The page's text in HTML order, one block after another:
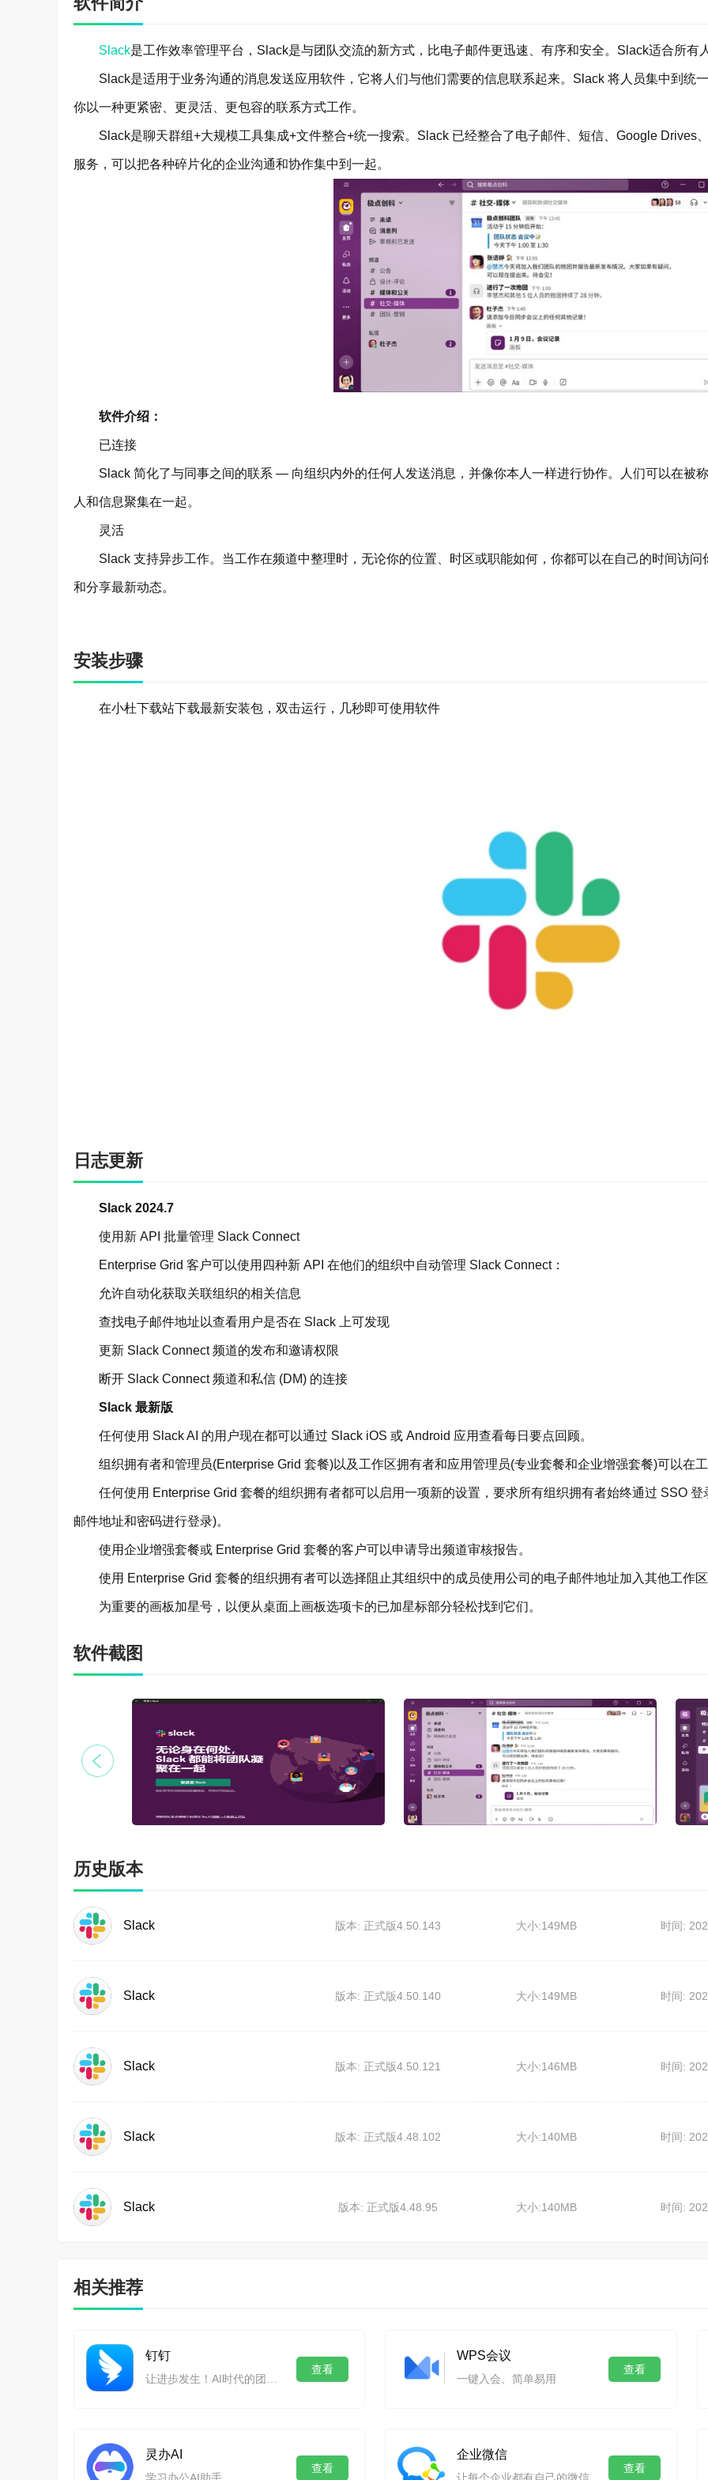
Slack是工作效率管理平台，Slack是与团队交流的新方式，比电子邮件更迅速、有序和安全。Slack适合所有
Slack是适用于业务沟通的消息发送应用软件，它将人们与他们需要的信息联系起来。Slack 将人员集中到统
你以一种更紧密、更灵活、更包容的联系方式工作。
Slack是聊天群组+大规模工具集成+文件整合+统一搜索。Slack 已经整合了电子邮件、短信、Google Drives
服务，可以把各种碎片化的企业沟通和协作集中到一起。
软件介绍：
已连接
Slack 简化了与同事之间的联系 — 向组织内外的任何人发送消息，并像你本人一样进行协作。人们可以在被
人和信息聚集在一起。
灵活
Slack 支持异步工作。当工作在频道中整理时，无论你的位置、时区或职能如何，你都可以在自己的时间访问
和分享最新动态。
做出决策。
功能介绍：
从超过 2,600 个应用中进行选择，轻松将你的工具整合到 Slack 中，以更快做出决策。
通过 Slack API，你可以集成内部的工具、流程和数据，以实现只有你的公司才能完成的工作。
工作流程构建器可让你不使用代码创建自动化，以简化重复的流程。现在，凭借即插即用的连接器，你可以将
Slack API
构建自定义应用，用来集成你的内部工具、流程和数据，提供适合你的团队的解决方案。
工作流程构建器
将日常流程转化为自动化工作流程，然后添加连接器，将功能从 Slack 扩展到你的所有其他工具。
发现新的工作方式
在频道中将正确的人员和信息汇集在一起。按照共同的目的，在同一个地方共享观点、做出决策和取得工作进
组织你的工作
频道让工作变得有序且清楚，你可以为每个项目、主题或团队创建频道。频道可以处理各种事项时，你就可以
建立一致性
频道为你和你的团队提供完成眼下工作的共识。当频道中的所有成员都能访问相同信息时，大家除了能够步调
想要说话时，只需使用 Slack 抱团就能开启实时对话。
更加高效
你在频道中工作时，对话和文件会变成可搜索的存档，随着时间推进会变得更加有用。无需跟踪人员或信息
安装步骤
在小杜下载站下载最新安装包，双击运行，几秒即可使用软件
日志更新
Slack 2024.7
使用新 API 批量管理 Slack Connect
Enterprise Grid 客户可以使用四种新 API 在他们的组织中自动管理 Slack Connect：
允许自动化获取关联组织的相关信息
查找电子邮件地址以查看用户是否在 Slack 上可发现
更新 Slack Connect 频道的发布和邀请权限
断开 Slack Connect 频道和私信 (DM) 的连接
Slack 最新版
任何使用 Slack AI 的用户现在都可以通过 Slack iOS 或 Android 应用查看每日要点回顾。
组织拥有者和管理员(Enterprise Grid 套餐)以及工作区拥有者和应用管理员(专业套餐和企业增强套餐)可以在工
任何使用 Enterprise Grid 套餐的组织拥有者都可以启用一项新的设置，要求所有组织拥有者始终通过 SSO 登
邮件地址和密码进行登录)。
使用企业增强套餐或 Enterprise Grid 套餐的客户可以申请导出频道审核报告。
使用 Enterprise Grid 套餐的组织拥有者可以选择阻止其组织中的成员使用公司的电子邮件地址加入其他工作区
为重要的画板加星号，以便从桌面上画板选项卡的已加星标部分轻松找到它们。
软件截图
历史版本
Slack 版本: 正式版4.50.143 大小:149MB 时间:
Slack 版本: 正式版4.50.140 大小:149MB 时间:
Slack 版本: 正式版4.50.121 大小:146MB 时间:
Slack 版本: 正式版4.48.102 大小:140MB 时间:
Slack 版本: 正式版4.48.95 大小:140MB 时间:
相关推荐
钉钉
查看
灵办AI
查看
WPS会议
一键入会、简单易用
查看
企业微信
查看